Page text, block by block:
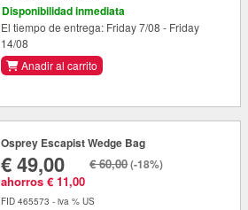
Disponibilidad inmediata
El tiempo de entrega: Friday 7/08 - Friday
14/08
Anadir al carrito
Osprey Escapist Wedge Bag
€ 49,00
ahorros € 11,00
€ 60,00(-18%)
FID 465573 - iva % US